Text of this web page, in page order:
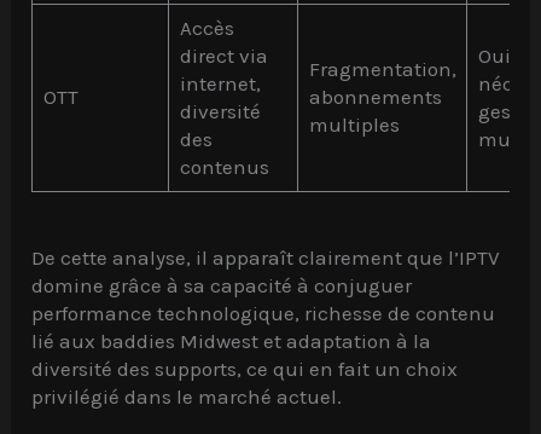
OTT
Accès
direct via
internet,
diversité
des
contenus
Fragmentation,
abonnements
multiples
Oui,
De cette analyse, il apparaît clairement que l’IPTV
domine grâce à sa capacité à conjuguer
performance technologique, richesse de contenu
lié aux baddies Midwest et adaptation à la
diversité des supports, ce qui en fait un choix
privilégié dans le marché actuel.